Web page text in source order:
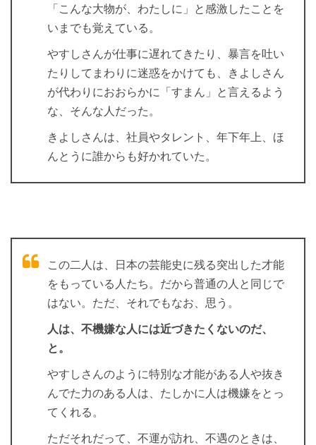
「こんな大物が、わたしに」と感激したことを
いまでも覚えている。
やすしさんが仕事に遅れてきたり、暴言を吐い
たりしてまわりに迷惑をかけても、きよしさん
が代わりにおおらかに「すまん」と言えるよう
な、そんな人だった。
きよしさんは、社員やタレント、年下年上、ほ
んとうに誰からも好かれていた。
この二人は、日本の芸能史に残る突出した才能
をもっている人たち。だから普通の人と同じで
はない。ただ、それでもなお、思う。
人は、不機嫌な人には近づきたくないのだ、
と。
やすしさんのように特別な才能がある人や抜き
んでた力のある人は、たしかに人は機嫌をとっ
てくれる。
ただそれだって、不運が訪れ、不遇のときは、